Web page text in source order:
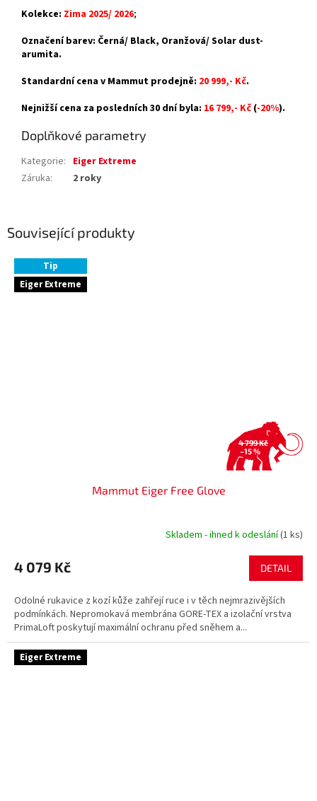
Související produkty
Tip
Eiger Extreme
4 799 Kč
–15 %
Mammut Eiger Free Glove
Skladem - ihned k odeslání(1 ks)
4 079 Kč DETAIL
Odolné rukavice z kozí kůže zahřejí ruce i v těch nejmrazivějších
podmínkách. Nepromokavá membrána GORE-TEX a izolační vrstva
PrimaLoft poskytují maximální ochranu před sněhem a...
Eiger Extreme
Kolekce: Zima 2025/ 2026;
Označení barev: Černá/ Black, Oranžová/ Solar dust-
arumita.
Standardní cena v Mammut prodejně: 20 999,- Kč.
Nejnižší cena za posledních 30 dní byla: 16 799,- Kč (-20%).
Doplňkové parametry
Kategorie: Eiger Extreme
Záruka: 2 roky